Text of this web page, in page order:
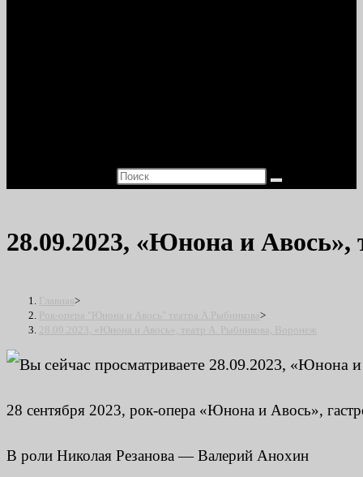
28.09.2023, «Юнона и
Главная>
Рок-опера "Юнона и Авось" театра А.Рыбникова>
28.09.2023, «Юнона и Авось», театр А. Рыбникова, Воронеж
28 сентября 2023, рок-опера «Юнона и Авось»,
В роли Николая Резанова — Валерий Анохин